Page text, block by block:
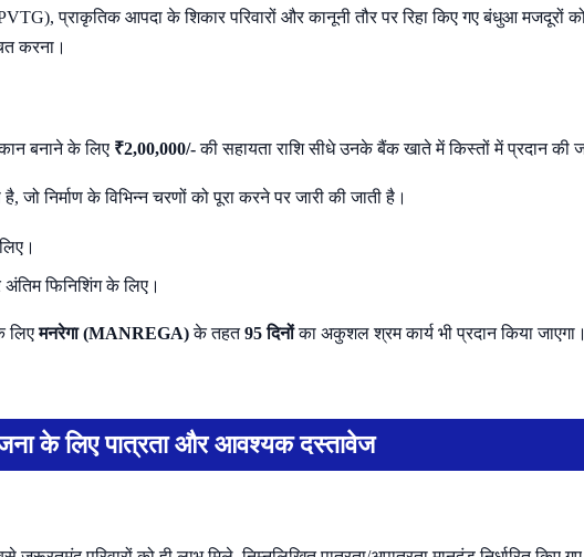
प्राकृतिक आपदा के शिकार परिवारों और कानूनी तौर पर रिहा किए गए बंधुआ मजदूरों
करना।
बनाने के लिए ₹2,00,000/-की सहायता राशि सीधे उनके बैंक खाते में किस्तों में प्रदान की
जो निर्माण के विभिन्न चरणों को पूरा करने पर जारी की जाती है।
फिनिशिंग के लिए।
लिएमनरेगा (MANREGA)के तहत95 दिनोंका अकुशल श्रम कार्य भी प्रदान किया
के लिए पात्रता और आवश्यक दस्तावेज